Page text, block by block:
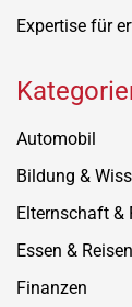
Expertise für
Automobil
Bildung &
Elternschaft &
Essen & Reisen
Finanzen